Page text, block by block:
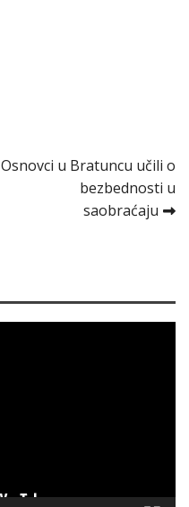
Osnovci u Bratuncu učili o
bezbednosti u
saobraćaju